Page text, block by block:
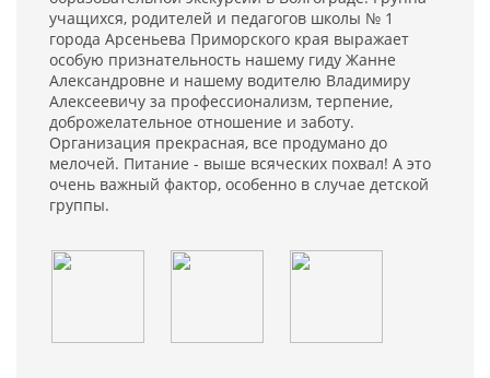
учащихся, родителей и педагогов школы № 1
города Арсеньева Приморского края выражает
особую признательность нашему гиду Жанне
Александровне и нашему водителю Владимиру
Алексеевичу за профессионализм, терпение,
доброжелательное отношение и заботу.
Организация прекрасная, все продумано до
мелочей. Питание - выше всяческих похвал! А это
очень важный фактор, особенно в случае детской
группы.